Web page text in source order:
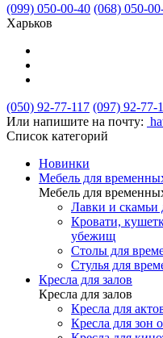
(099) 050-00-40 (068) 050-
Харьков
(050) 92-77-117 (097) 92-77-
Или напишите на почту:
Список категорий
Новинки
Мебель для
Мебель для
Лавки и
Кровати,
убежищ
Столы для
Стулья для
Кресла для залов
Кресла для залов
Кресла для
Кресла для зон